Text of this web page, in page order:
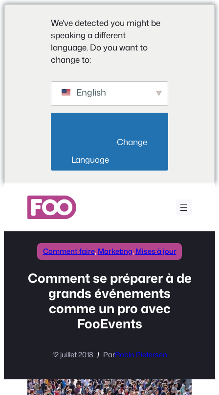
We've detected you might be
speaking a different
language. Do you want to
change to:
English
Language
Comment faire, Marketing, Mises à jour
Comment se préparer à de
grands événements
comme un pro avec
FooEvents
12 juillet 2018 ParRobin Pietersen